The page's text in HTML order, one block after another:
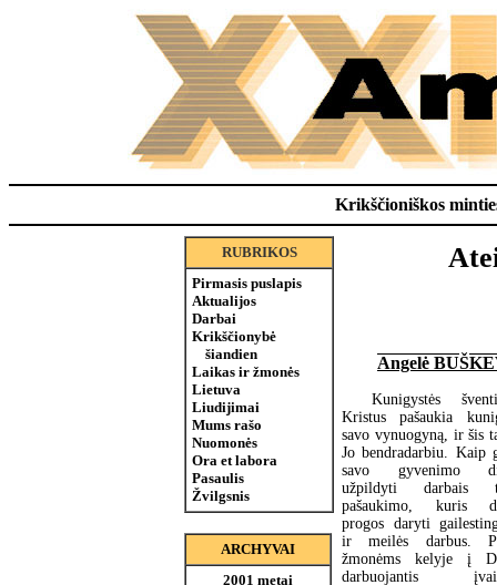
Krikščioniškos
RUBRIKOS
Pirmasis puslapis
Aktualijos
Darbai
Krikščionybė
šiandien
Laikas ir žmonės
Lietuva
Liudijimai
Mums rašo
Nuomonės
Ora et labora
Pasaulis
Žvilgsnis
ARCHYVAI
2001 metai
Angelė
Kunigystės
Kristus pašaukia
savo vynuogyną, ir šis
Jo bendradarbiu. Kaip
savo gyvenimo
užpildyti darbais
pašaukimo, kuris
progos daryti
ir meilės darbus.
žmonėms kelyje į
darbuojantis